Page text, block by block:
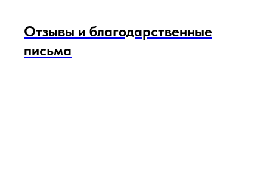
Отзывы и благодарственные
письма